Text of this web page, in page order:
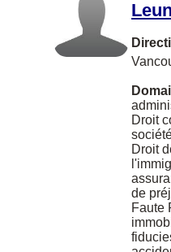
Lindsay
Longueuil
MONTREAL
Markdale
Medicine Hat
Mont-Royal
Droit
Droit
de
Faute